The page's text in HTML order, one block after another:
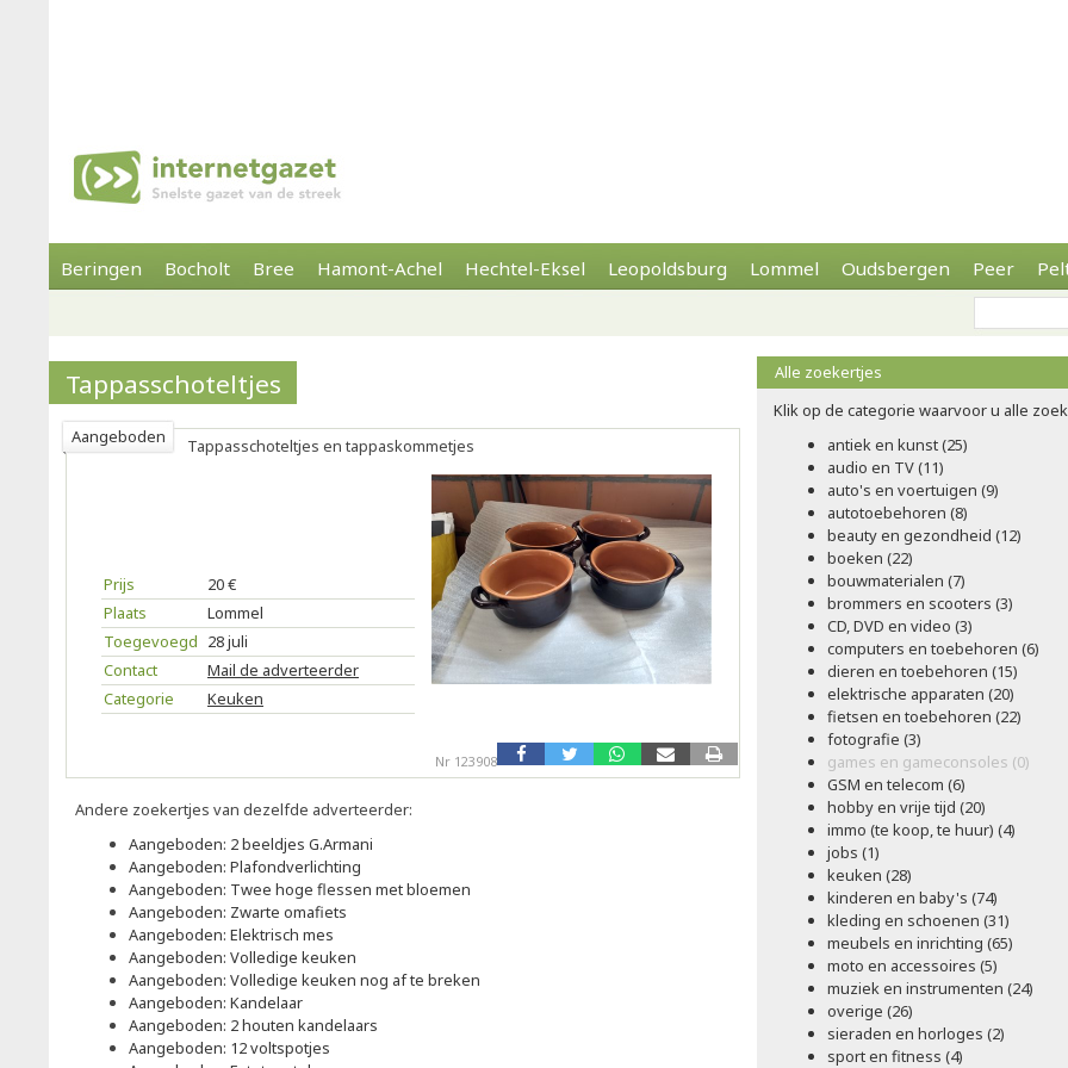
Beringen Bocholt Bree Hamont-Achel Hechtel-Eksel Leopoldsburg Lommel Oudsbergen Peer
Tappasschoteltjes
Aangeboden Tappasschoteltjes en tappaskommetjes
Prijs
20 €
Plaats
Lommel
Toegevoegd 28 juli
Contact
Mail de adverteerder
Categorie
Keuken
Nr 123908
Andere zoekertjes van dezelfde adverteerder:
Aangeboden: 2 beeldjes G.Armani
Aangeboden: Plafondverlichting
Aangeboden: Twee hoge flessen met bloemen
Aangeboden: Zwarte omafiets
Aangeboden: Elektrisch mes
Aangeboden: Volledige keuken
Aangeboden: Volledige keuken nog af te breken
Aangeboden: Kandelaar
Aangeboden: 2 houten kandelaars
Aangeboden: 12 voltspotjes
Alle zoekertjes
Klik op de categorie waarvoor u alle
antiek en kunst (25)
audio en TV (11)
auto's en voertuigen (9)
autotoebehoren (8)
beauty en gezondheid (12)
boeken (22)
bouwmaterialen (7)
brommers en scooters (3)
CD, DVD en video (3)
computers en toebehoren (6)
dieren en toebehoren (15)
elektrische apparaten (20)
fietsen en toebehoren (22)
fotografie (3)
games en gameconsoles (0)
GSM en telecom (6)
hobby en vrije tijd (20)
immo (te koop, te huur) (4)
jobs (1)
keuken (28)
kinderen en baby's (74)
kleding en schoenen (31)
meubels en inrichting (65)
moto en accessoires (5)
muziek en instrumenten (24)
overige (26)
sieraden en horloges (2)
sport en fitness (4)